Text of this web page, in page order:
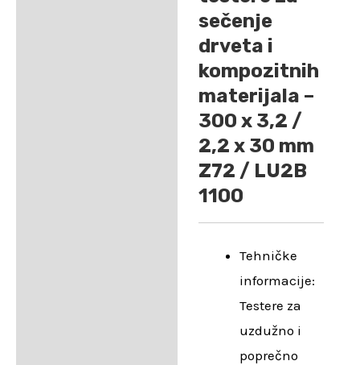
sečenje
drveta i
kompozitnih
materijala –
300 x 3,2 /
2,2 x 30 mm
Z72 / LU2B
1100
Tehničke
informacije:
Testere za
uzdužno i
poprečno